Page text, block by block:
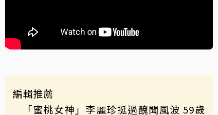
編輯推薦
「蜜桃女神」李麗珍挺過醜聞風波 59歲